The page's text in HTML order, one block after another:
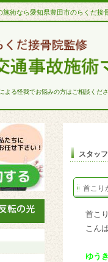
施術なら愛知県豊田市のらくだ接
よる怪我でお悩みの方はご相談くだ
スタッ
首こり
首こ
こん
ゆう